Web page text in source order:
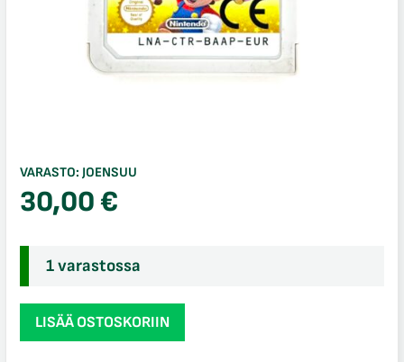
VARASTO: JOENSUU
30,00€
1 varastossa
Mario
Party
LISÄÄ OSTOSKORIIN